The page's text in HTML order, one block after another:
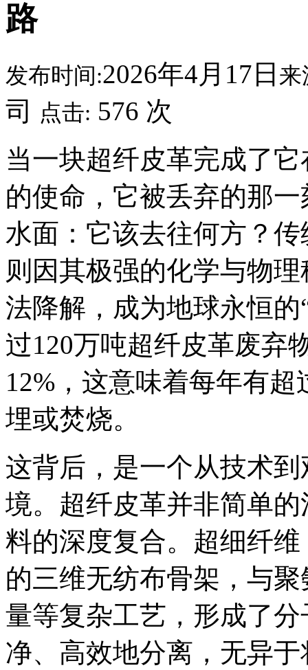
路
发布时间:2026年4月17日 来
司 点击: 576 次
当一块超纤皮革完成了
的使命，它被丢弃的那
水面：它该去往何方？
则因其极强的化学与物
法降解，成为地球永恒
过120万吨超纤皮革废弃
12%，这意味着每年有
埋或焚烧。
这背后，是一个从技术
境。超纤皮革并非简单
料的深度复合。超细纤
的三维无纺布骨架，与
量等复杂工艺，形成了
净、高效地分离，无异